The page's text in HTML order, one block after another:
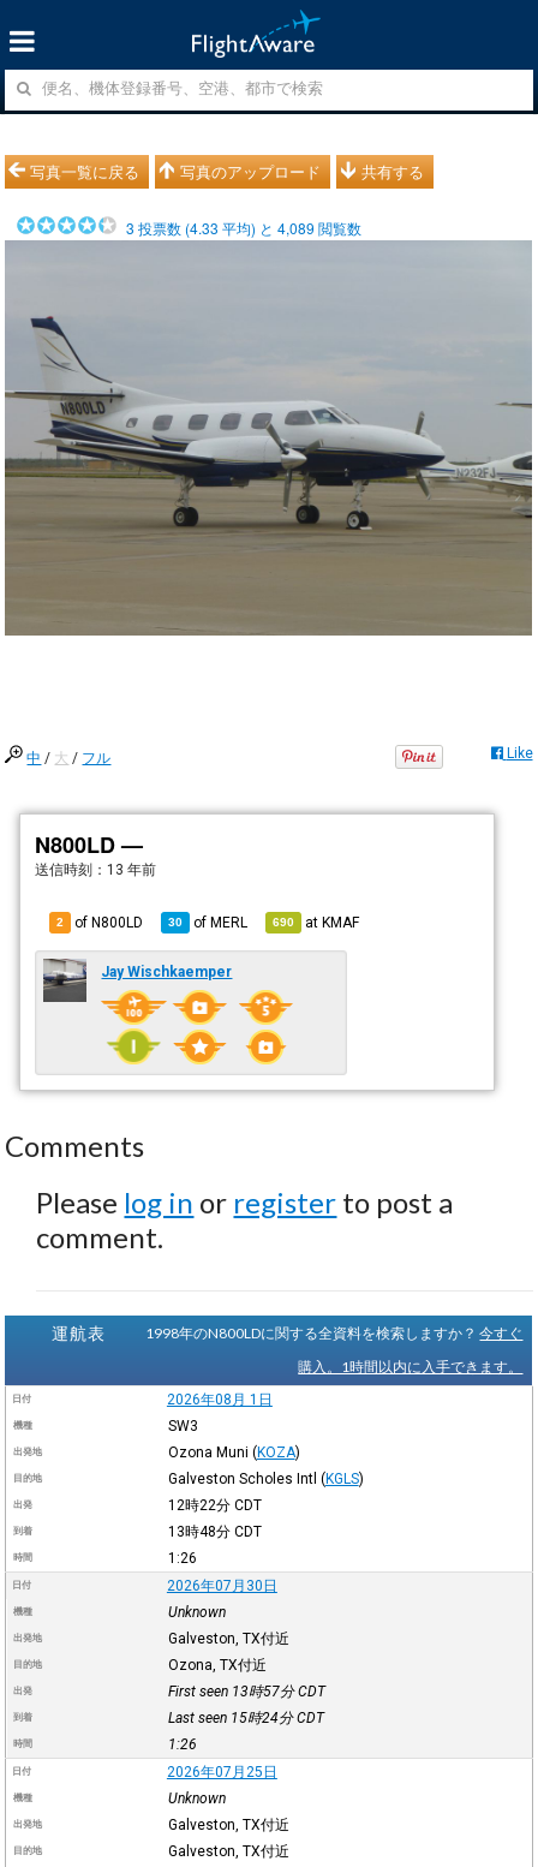
写真一覧に戻る 写真のアップロード 共有する
3 投票数 (4.33 平均) と4,089 閲覧数
中 / 大 / フル Like
N800LD —
送信時刻： 13 年前
2 of N800LD 30 ofMERL 690 atKMAF
Jay Wischkaemper
Comments
Please log in or register to post a
comment.
運航表 1998年のN800LDに関する全資料を検索しますか？今すぐ
購入。1時間以内に入手できます。
日付 2026年08月 1日
機種 SW3
出発地 Ozona Muni (KOZA)
目的地 Galveston Scholes Intl (KGLS)
出発 12時22分 CDT
到着 13時48分 CDT
時間 1:26
日付 2026年07月30日
機種 Unknown
出発地 Galveston, TX付近
目的地 Ozona, TX付近
出発 First seen 13時57分CDT
到着 Last seen 15時24分CDT
時間 1:26
日付 2026年07月25日
機種 Unknown
出発地 Galveston, TX付近
目的地 Galveston, TX付近